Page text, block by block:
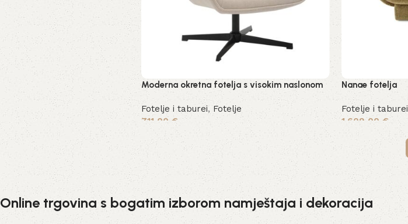
Moderna okretna fotelja s visokim naslonom
Fotelje i taburei, Fotelje
711,00 €
Dodaj u košaricu
Nanae fotelja
Fotelje i taburei
1.609,00 €
Odaberi opcije
Online trgovina s bogatim izborom namještaja i dekoracija